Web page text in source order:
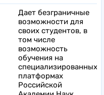
Дает безграничные
возможности для
своих студентов, в
том числе
возможность
обучения на
специализированных
платформах
Российской